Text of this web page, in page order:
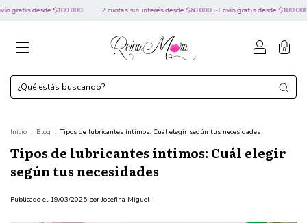
$100.000 2 cuotas sin interés desde $60.000 ~Envío gratis desde $100.000 2
0
Inicio . Blog . Tipos de lubricantes íntimos: Cuál elegir según tus necesidades
Tipos de lubricantes íntimos: Cuál elegir
según tus necesidades
Publicado el 19/03/2025 por Josefina Miguel